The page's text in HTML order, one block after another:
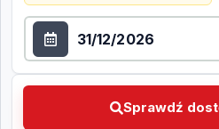
Sprawdź
Sprawdź dostępność